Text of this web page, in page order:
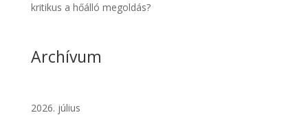
kritikus a hőálló megoldás?
Archívum
2026. július